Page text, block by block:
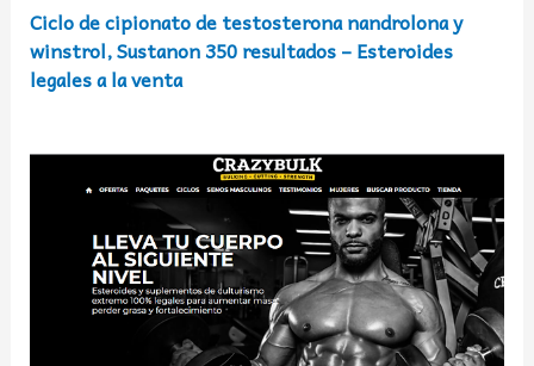
Ciclo de cipionato de testosterona nandrolona y
winstrol, Sustanon 350 resultados – Esteroides
legales a la venta